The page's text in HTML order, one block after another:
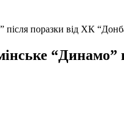
після поразки від ХК